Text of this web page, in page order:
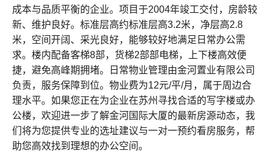
成本与品质平衡的企业。项目于2004年竣工交付，房龄较
新、维护良好。标准层高约标准层高3.2米，净层高2.8
米，空间开阔、采光良好，能够较好地满足日常办公需
求。楼内配备客梯8部，货梯2部部电梯，上下楼高效便
捷，避免高峰期拥堵。日常物业管理由金河置业有限公司
负责，服务保障到位。物业费为12元/平/月，属于周边合
理水平。如果您正在为企业在苏州寻找合适的写字楼或办
公楼，欢迎进一步了解金河国际大厦的最新房源动态，我
们将为您提供专业的选址建议与一对一预约看房服务，帮
助您高效找到理想的办公空间。